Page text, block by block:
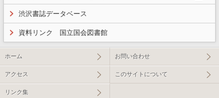
渋沢書誌データベース
資料リンク 国立国会図書館
ホーム お問い合わせ
アクセス このサイトについて
リンク集